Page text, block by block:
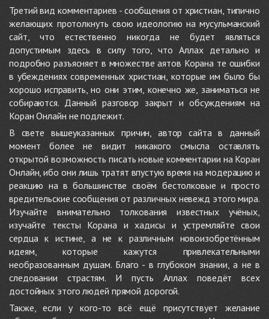
Третий вид комментариев - сообщения от христиан, типично
желающих протолкнуть свою идеологию на мусульманский
сайт, что естественно никогда не будет являться
допустимым здесь в силу того, что Аллах детально и
подробно разъясняет в множестве аятов Корана те ошибки
в убеждениях современных христиан, которые им было бы
хорошо исправить, но они этим, конечно же, заниматься не
собираются. Данный разговор закрыт и обсуждениям на
Коран Онлайн не подлежит.
В свете вышеуказанных причин, автор сайта в данный
момент более не видит никакого смысла оставлять
открытой возможность писать новые комментарии на Коран
Онлайн, ибо они лишь тратят впустую время на модерацию и
реакцию на в большинстве своём бестолковые и просто
вредительские сообщения от различных невежд этого мира.
Изучайте внимательно толкования известных учёных,
изучайте тексты Корана и хадисы и устремляйте свои
сердца к истине, а не к различным новоизобретённым
идеям, которые кажутся привлекательными
необразованным душам. Благо - в глубоком знании, а не в
следовании страстям. И пусть Аллах поведёт всех
достойных этого людей прямой дорогой.
Также, если у кого-то всё ещё присутствует желание